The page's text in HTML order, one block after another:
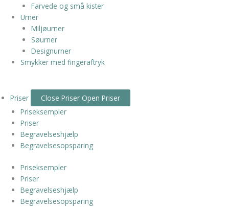
Farvede og små kister
Urner
Miljøurner
Søurner
Designurner
Smykker med fingeraftryk
Priser Close Priser Open Priser
Priseksempler
Priser
Begravelseshjælp
Begravelsesopsparing
Priseksempler
Priser
Begravelseshjælp
Begravelsesopsparing